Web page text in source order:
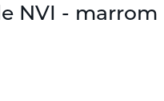
NVI - marrom